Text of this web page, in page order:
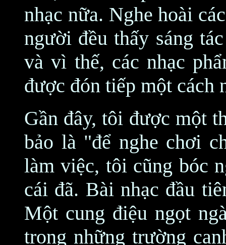
nhạc nữa. Nghe hoài
người đều thấy sáng
và vì thế, các nhạc
được đón tiếp một cách
Gần đây, tôi được một
bảo là "để nghe chơi
làm việc, tôi cũng bóc
cái đã. Bài nhạc đầu
Một cung điệu ngọt
trong những trường